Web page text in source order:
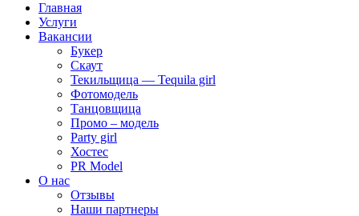
Главная
Услуги
Вакансии
Букер
Скаут
Текильщица — Tequila girl
Фотомодель
Танцовщица
Промо – модель
Party girl
Хостес
PR Model
О нас
Отзывы
Наши партнеры